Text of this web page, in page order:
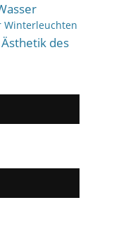
Winterleuchten
Ästhetik des